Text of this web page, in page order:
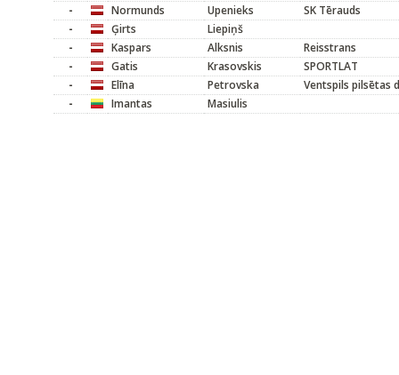
- Normunds Upenieks
SK Tērauds
-
Ģirts
Liepiņš
-
Kaspars Alksnis
Reisstrans
-
Gatis Krasovskis
SPORTLAT
-
Elīna Petrovska
Ventspils pilsētas
-
Imantas Masiulis